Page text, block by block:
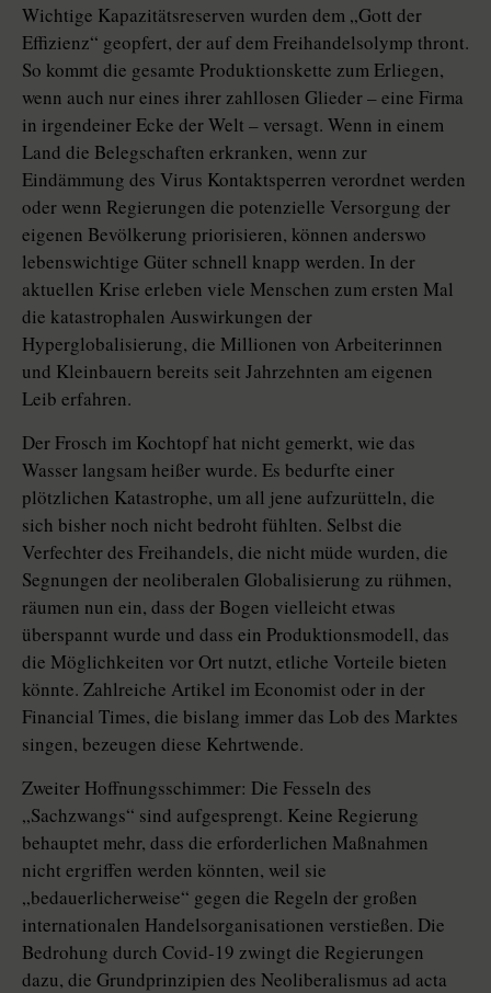
Wichtige Kapazitätsreserven wurden dem „Gott der
Effizienz“ geopfert, der auf dem Freihandelsolymp thront.
So kommt die gesamte Produktionskette zum Erliegen,
wenn auch nur eines ihrer zahllosen Glieder – eine Firma
in irgendeiner Ecke der Welt – versagt. Wenn in einem
Land die Belegschaften erkranken, wenn zur
Eindämmung des Virus Kontaktsperren verordnet werden
oder wenn Regierungen die potenzielle Versorgung der
eigenen Bevölkerung priorisieren, können anderswo
lebenswichtige Güter schnell knapp werden. In der
aktuellen Krise erleben viele Menschen zum ersten Mal
die katas­trophalen Auswirkungen der
Hyperglobalisierung, die Millionen von Arbeiterinnen
und Kleinbauern bereits seit Jahrzehnten am eigenen
Leib erfahren.
Der Frosch im Kochtopf hat nicht gemerkt, wie das
Wasser langsam heißer wurde. Es bedurfte einer
plötzlichen Katastrophe, um all jene aufzurütteln, die
sich bisher noch nicht bedroht fühlten. Selbst die
Verfechter des Freihandels, die nicht müde wurden, die
Segnungen der neoliberalen Globalisierung zu rühmen,
räumen nun ein, dass der Bogen vielleicht etwas
überspannt wurde und dass ein Produk­tions­modell, das
die Möglichkeiten vor Ort nutzt, etliche Vorteile bieten
könnte. Zahlreiche Artikel im Economist oder in der
Financial Times, die bislang immer das Lob des Marktes
singen, bezeugen diese Kehrtwende.
Zweiter Hoffnungsschimmer: Die Fesseln des
„Sachzwangs“ sind aufgesprengt. Keine Regierung
behauptet mehr, dass die erforderlichen Maßnahmen
nicht ergriffen werden könnten, weil sie
„bedauerlicherweise“ gegen die Regeln der großen
internationalen Handelsorganisationen verstießen. Die
Bedrohung durch Covid-19 zwingt die Regierungen
dazu, die Grundprinzi­pien des Neoliberalismus ad acta